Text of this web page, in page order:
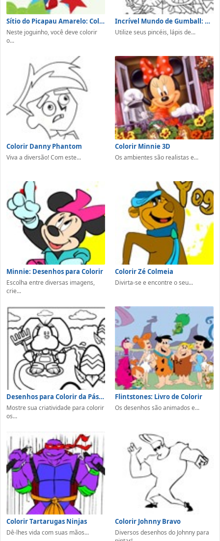
Sítio do Picapau Amarelo: Colorir Pedrinho
Neste joguinho, você deve colorir
o...
Incrível Mundo de Gumball: Colorir
Utilize seus pincéis, lápis de...
Colorir Danny Phantom
Viva a diversão! Com este...
Colorir Minnie 3D
Os ambientes são realistas e...
Minnie: Desenhos para Colorir
Escolha entre diversas imagens,
crie...
Colorir Zé Colmeia
Divirta-se e encontre o seu...
Desenhos para Colorir da Páscoa
Mostre sua criatividade para colorir
os...
Flintstones: Livro de Colorir
Os desenhos são animados e...
Colorir Tartarugas Ninjas
Dê-lhes vida com suas mãos...
Colorir Johnny Bravo
Diversos desenhos do Johnny para